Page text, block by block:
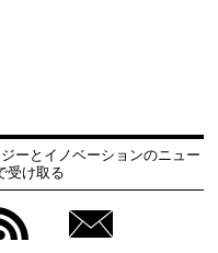
ーとイノベーションのニュー
受け取る